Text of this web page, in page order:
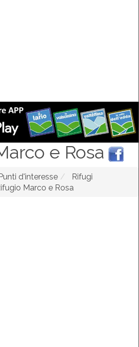
e Rosa
Punti d'interesse
Rifugi
Marco e Rosa